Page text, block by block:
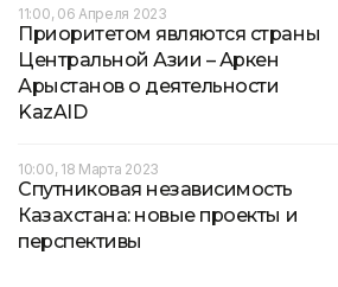
11:00, 06 Апреля 2023
Приоритетом являются страны
Центральной Азии – Аркен
Арыстанов о деятельности
KazAID
10:00, 18 Марта 2023
Спутниковая независимость
Казахстана: новые проекты и
перспективы